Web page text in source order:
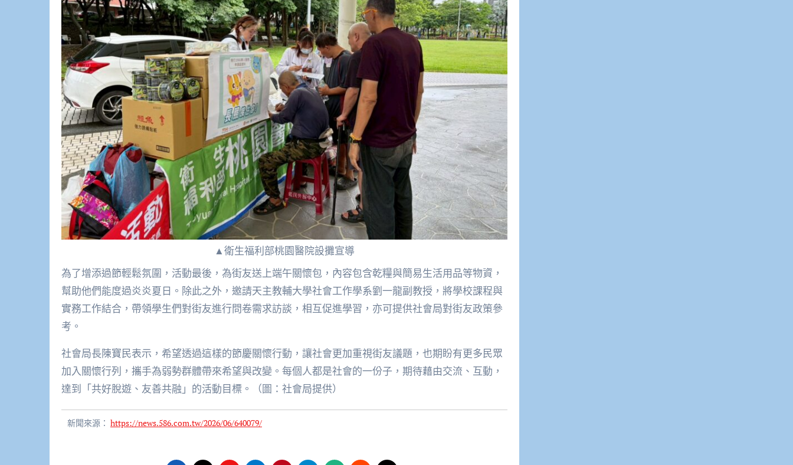
▲衛生福利部桃園醫院設攤宣導
為了增添過節輕鬆氛圍，活動最後，為街友送上端午關懷包，內容包含乾糧與簡易生活用品等物資，
幫助他們能度過炎炎夏日。除此之外，邀請天主教輔大學社會工作學系劉一龍副教授，將學校課程與
實務工作結合，帶領學生們對街友進行問卷需求訪談，相互促進學習，亦可提供社會局對街友政策參
考。
社會局長陳寶民表示，希望透過這樣的節慶關懷行動，讓社會更加重視街友議題，也期盼有更多民眾
加入關懷行列，攜手為弱勢群體帶來希望與改變。每個人都是社會的一份子，期待藉由交流、互動，
達到「共好脫遊、友善共融」的活動目標。（圖：社會局提供）
新聞來源： https://news.586.com.tw/2026/06/640079/